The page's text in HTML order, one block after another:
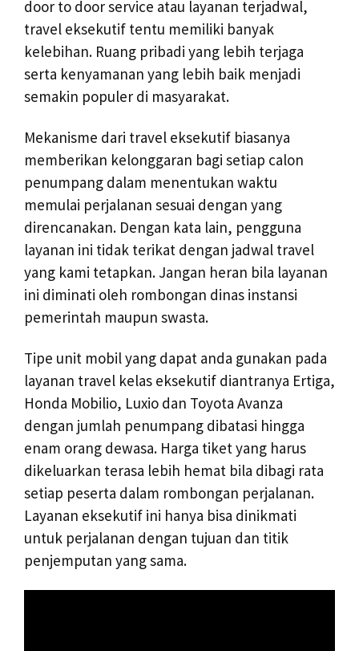
door to door service atau layanan terjadwal,
travel eksekutif tentu memiliki banyak
kelebihan. Ruang pribadi yang lebih terjaga
serta kenyamanan yang lebih baik menjadi
semakin populer di masyarakat.
Mekanisme dari travel eksekutif biasanya
memberikan kelonggaran bagi setiap calon
penumpang dalam menentukan waktu
memulai perjalanan sesuai dengan yang
direncanakan. Dengan kata lain, pengguna
layanan ini tidak terikat dengan jadwal travel
yang kami tetapkan. Jangan heran bila layanan
ini diminati oleh rombongan dinas instansi
pemerintah maupun swasta.
Tipe unit mobil yang dapat anda gunakan pada
layanan travel kelas eksekutif diantranya Ertiga,
Honda Mobilio, Luxio dan Toyota Avanza
dengan jumlah penumpang dibatasi hingga
enam orang dewasa. Harga tiket yang harus
dikeluarkan terasa lebih hemat bila dibagi rata
setiap peserta dalam rombongan perjalanan.
Layanan eksekutif ini hanya bisa dinikmati
untuk perjalanan dengan tujuan dan titik
penjemputan yang sama.